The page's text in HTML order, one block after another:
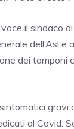
il sindaco
dell’Asl e
dei tamponi
al Covid.